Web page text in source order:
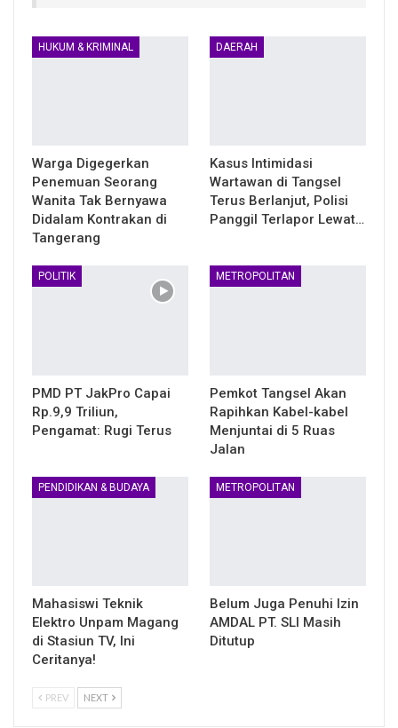
HUKUM & KRIMINAL
Warga Digegerkan
Penemuan Seorang
Wanita Tak Bernyawa
Didalam Kontrakan di
Tangerang
DAERAH
Kasus Intimidasi
Wartawan di Tangsel
Terus Berlanjut, Polisi
Panggil Terlapor Lewat…
POLITIK
PMD PT JakPro Capai
Rp.9,9 Triliun,
Pengamat: Rugi Terus
METROPOLITAN
Pemkot Tangsel Akan
Rapihkan Kabel-kabel
Menjuntai di 5 Ruas
Jalan
PENDIDIKAN & BUDAYA
Mahasiswi Teknik
Elektro Unpam Magang
di Stasiun TV, Ini
Ceritanya!
METROPOLITAN
Belum Juga Penuhi Izin
AMDAL PT. SLI Masih
Ditutup
PREV NEXT